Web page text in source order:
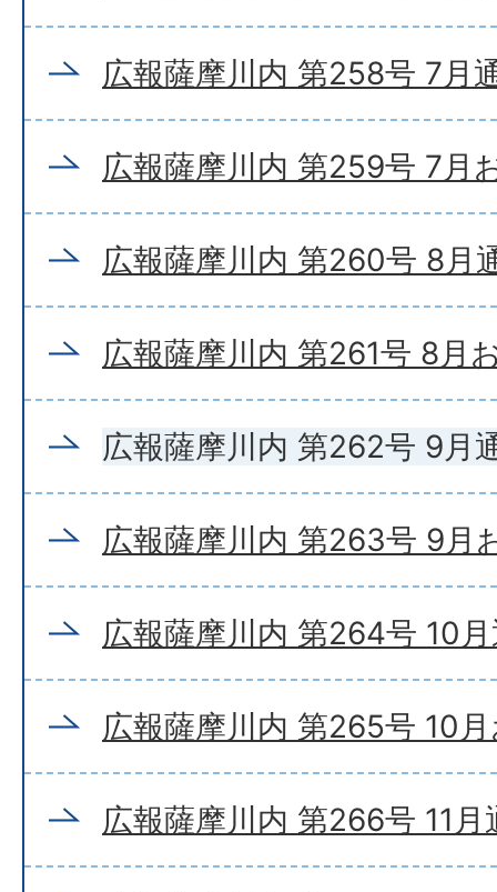
広報薩摩川内 第258号 7月
広報薩摩川内 第259号 7月
広報薩摩川内 第260号 8月
広報薩摩川内 第261号 8月
広報薩摩川内 第262号 9月
広報薩摩川内 第263号 9月
広報薩摩川内 第264号 10
広報薩摩川内 第265号 10
広報薩摩川内 第266号 11月